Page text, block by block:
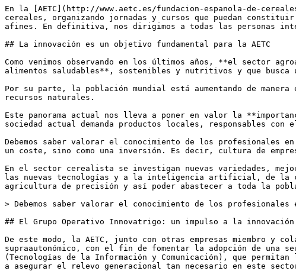
En la [AETC](http://www.aetc.es/fundacion-espanola-de-
cereales, organizando jornadas y cursos que puedan
afines. En definitiva, nos dirigimos a todas las personas
## La innovación es un objetivo fundamental para la AETC
Como venimos observando en los últimos años, **el sector
alimentos saludables**, sostenibles y nutritivos y que busca
Por su parte, la población mundial está aumentando de
recursos naturales.
Este panorama actual nos lleva a poner en valor la
sociedad actual demanda productos locales, responsables
Debemos saber valorar el conocimiento de los profesionales
un coste, sino como una inversión. Es decir, cultura de
En el sector cerealista se investigan nuevas variedades,
las nuevas tecnologías y a la inteligencia artificial, de la
agricultura de precisión y así poder abastecer a toda la
> Debemos saber valorar el conocimiento de los
## El Grupo Operativo Innovatrigo: un impulso a la
De este modo, la AETC, junto con otras empresas miembro y
supraautonómico, con el fin de fomentar la adopción de una
(Tecnologías de la Información y Comunicación), que
a asegurar el relevo generacional tan necesario en este